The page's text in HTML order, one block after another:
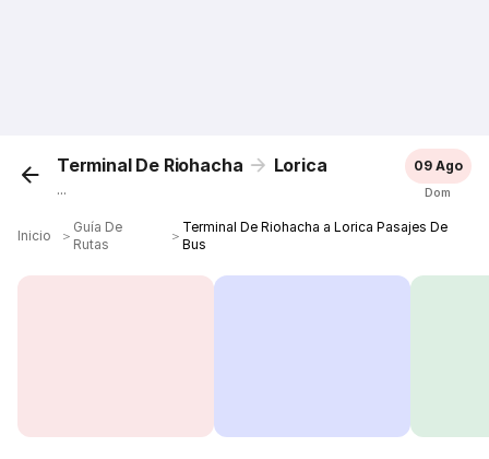
Terminal De Riohacha Lorica
...
09 Ago
Dom
Inicio ＞
Guía De
Rutas
＞
Terminal De Riohacha a Lorica Pasajes De
Bus